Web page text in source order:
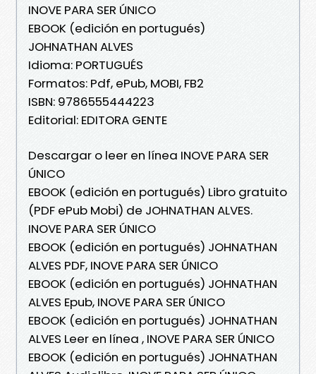
INOVE PARA SER ÚNICO
EBOOK (edición en portugués)
JOHNATHAN ALVES
Idioma: PORTUGUÉS
Formatos: Pdf, ePub, MOBI, FB2
ISBN: 9786555444223
Editorial: EDITORA GENTE
Descargar o leer en línea INOVE PARA SER
ÚNICO
EBOOK (edición en portugués) Libro gratuito
(PDF ePub Mobi) de JOHNATHAN ALVES.
INOVE PARA SER ÚNICO
EBOOK (edición en portugués) JOHNATHAN
ALVES PDF, INOVE PARA SER ÚNICO
EBOOK (edición en portugués) JOHNATHAN
ALVES Epub, INOVE PARA SER ÚNICO
EBOOK (edición en portugués) JOHNATHAN
ALVES Leer en línea , INOVE PARA SER ÚNICO
EBOOK (edición en portugués) JOHNATHAN